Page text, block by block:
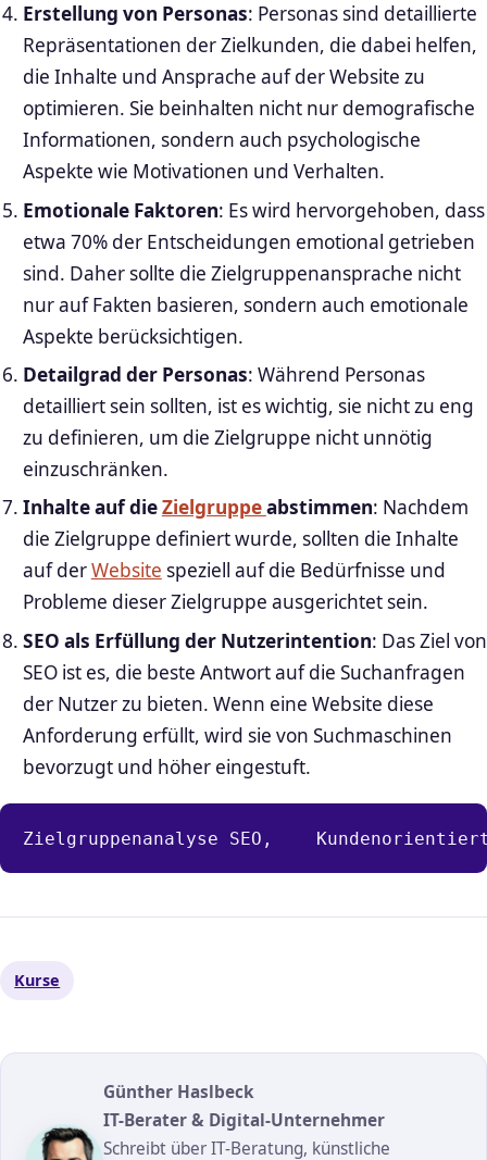
Erstellung von Personas: Personas sind detaillierte
Repräsentationen der Zielkunden, die dabei helfen,
die Inhalte und Ansprache auf der Website zu
optimieren. Sie beinhalten nicht nur demografische
Informationen, sondern auch psychologische
Aspekte wie Motivationen und Verhalten.
Emotionale Faktoren: Es wird hervorgehoben, dass
etwa 70% der Entscheidungen emotional getrieben
sind. Daher sollte die Zielgruppenansprache nicht
nur auf Fakten basieren, sondern auch emotionale
Aspekte berücksichtigen.
Detailgrad der Personas: Während Personas
detailliert sein sollten, ist es wichtig, sie nicht zu eng
zu definieren, um die Zielgruppe nicht unnötig
einzuschränken.
Inhalte auf dieZielgruppeabstimmen: Nachdem
die Zielgruppe definiert wurde, sollten die Inhalte
auf derWebsite speziell auf die Bedürfnisse und
Probleme dieser Zielgruppe ausgerichtet sein.
SEO als Erfüllung der Nutzerintention: Das Ziel von
SEO ist es, die beste Antwort auf die Suchanfragen
der Nutzer zu bieten. Wenn eine Website diese
Anforderung erfüllt, wird sie von Suchmaschinen
bevorzugt und höher eingestuft.
Zielgruppenanalyse SEO,
Kurse
Günther Haslbeck
IT-Berater & Digital-Unternehmer
Schreibt über IT-Beratung, künstliche